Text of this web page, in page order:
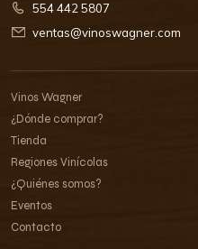
554 442 5807
ventas@vinoswagner.com
Vinos Wagner
¿Dónde comprar?
Tienda
Regiones Vinícolas
¿Quiénes somos?
Eventos
Contacto